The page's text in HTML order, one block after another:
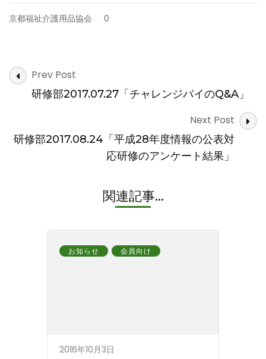
京都福祉介護用品協会 0
Post
Navigation
Prev Post
研修部2017.07.27「チャレンジバイのQ&A」
Next Post
研修部2017.08.24「平成28年度情報の公表対
応研修のアンケート結果」
関連記事...
お知らせ 会員向け
2016年10月3日